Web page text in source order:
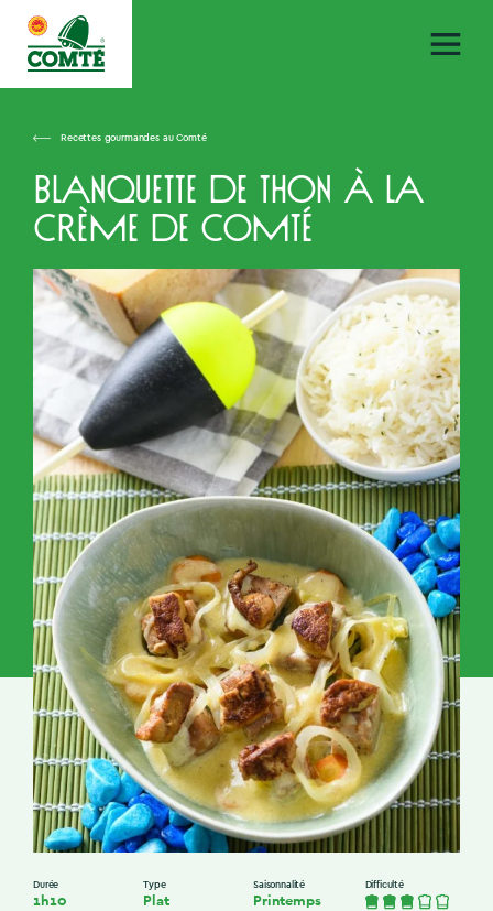
Recettes gourmandes au Comté
Blanquette de thon à la
crème de Comté
Durée
1h10
Type
Plat
Saisonnalité
Printemps
Difficulté